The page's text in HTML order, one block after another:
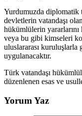
Yurdumuzda diplomatik
devletlerin vatandaşı
hükümlülerin
veya bu gibi kimseleri
uluslararası kuruluşlarla
uygulanacaktır.
Türk vatandaşı
düzenlenen esas ve
Yorum Yaz